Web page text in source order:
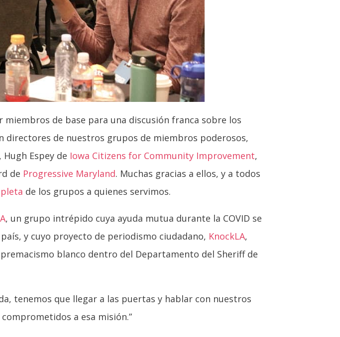
de base para una discusión franca sobre los
directores de nuestros grupos de miembros poderosos,
, Hugh Espey de Iowa Citizens for Community Improvement,
de Progressive Maryland. Muchas gracias a ellos, y a todos
de los grupos a quienes servimos.
, un grupo intrépido cuya ayuda mutua durante la COVID se
y cuyo proyecto de periodismo ciudadano, KnockLA,
blanco dentro del Departamento del Sheriff de
tenemos que llegar a las puertas y hablar con nuestros
a esa misión.”